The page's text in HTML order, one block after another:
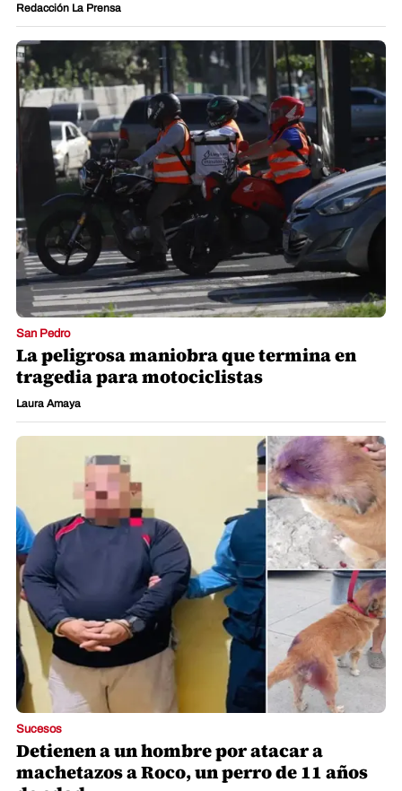
Redacción La Prensa
San Pedro
La peligrosa maniobra que termina en
tragedia para motociclistas
Laura Amaya
Sucesos
Detienen a un hombre por atacar a
machetazos a Roco, un perro de 11 años